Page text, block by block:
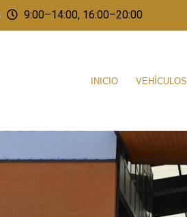
9:00–14:00, 16:00–20:00
INICIO VEHÍCULOS